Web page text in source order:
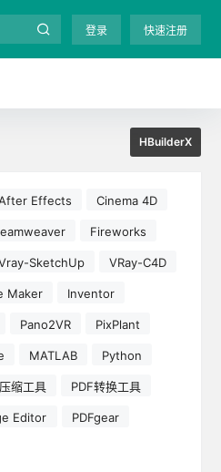
登录 快速注册
HBuilderX
Effects Cinema 4D
Fireworks
SketchUp VRay-C4D
Maker Inventor
Pano2VR PixPlant
MATLAB Python
缩工具 PDF转换工具
Editor PDFgear